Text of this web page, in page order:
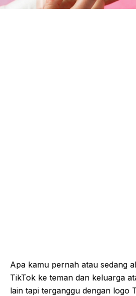
Apa kamu pernah atau sedang
TikTok ke teman dan keluarga
lain tapi terganggu dengan logo